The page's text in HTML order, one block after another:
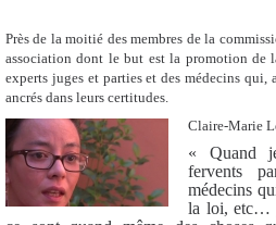
Près de la moitié des membres de la
association dont le but est la promotion de
experts juges et parties et des médecins
ancrés dans leurs certitudes.
Claire-Marie
« Quand
fervents
médecins
la loi, etc…